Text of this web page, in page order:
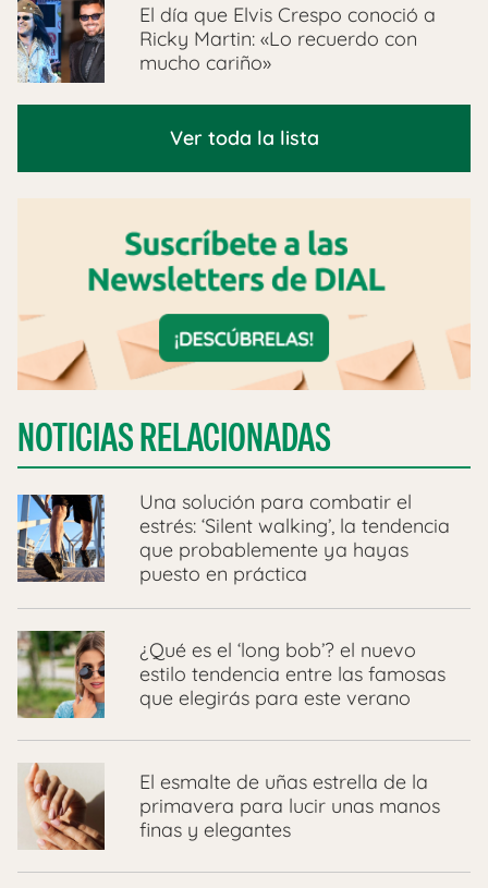
El día que Elvis Crespo conoció a
Ricky Martin: «Lo recuerdo con
mucho cariño»
Ver toda la lista
NOTICIAS RELACIONADAS
Una solución para combatir el
estrés: ‘Silent walking’, la tendencia
que probablemente ya hayas
puesto en práctica
¿Qué es el ‘long bob’? el nuevo
estilo tendencia entre las famosas
que elegirás para este verano
El esmalte de uñas estrella de la
primavera para lucir unas manos
finas y elegantes